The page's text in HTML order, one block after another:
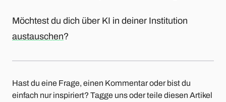
Möchtest du dich über KI in deiner Institution
austauschen?
Hast du eine Frage, einen Kommentar oder bist du
einfach nur inspiriert? Tagge uns oder teile diesen Artikel